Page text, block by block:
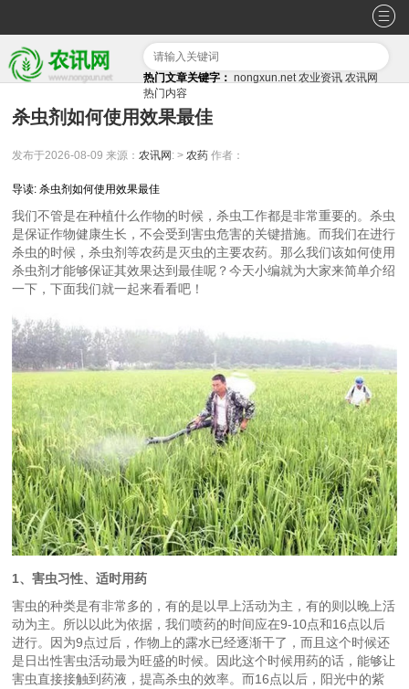
热门文章关键字： nongxun.net 农业资讯 农讯网
热门内容
杀虫剂如何使用效果最佳
发布于2026-08-09 来源：农讯网 : >农药 作者：
导读: 杀虫剂如何使用效果最佳
我们不管是在种植什么作物的时候，杀虫工作都是非常重要的。杀虫
是保证作物健康生长，不会受到害虫危害的关键措施。而我们在进行
杀虫的时候，杀虫剂等农药是灭虫的主要农药。那么我们该如何使用
杀虫剂才能够保证其效果达到最佳呢？今天小编就为大家来简单介绍
一下，下面我们就一起来看看吧！
1、害虫习性、适时用药
害虫的种类是有非常多的，有的是以早上活动为主，有的则以晚上活
动为主。所以以此为依据，我们喷药的时间应在9-10点和16点以后
进行。因为9点过后，作物上的露水已经逐渐干了，而且这个时候还
是日出性害虫活动最为旺盛的时候。因此这个时候用药的话，能够让
害虫直接接触到药液，提高杀虫的效率。而16点以后，阳光中的紫